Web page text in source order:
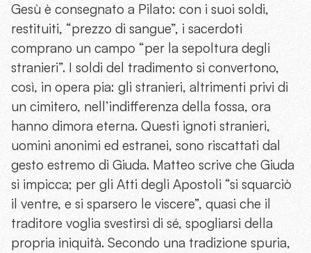
Gesù è consegnato a Pilato: con i suoi soldi,
restituiti, “prezzo di sangue”, i sacerdoti
comprano un campo “per la sepoltura degli
stranieri”. I soldi del tradimento si convertono,
così, in opera pia: gli stranieri, altrimenti privi di
un cimitero, nell’indifferenza della fossa, ora
hanno dimora eterna. Questi ignoti stranieri,
uomini anonimi ed estranei, sono riscattati dal
gesto estremo di Giuda. Matteo scrive che Giuda
si impicca; per gli Atti degli Apostoli “si squarciò
il ventre, e si sparsero le viscere”, quasi che il
traditore voglia svestirsi di sé, spogliarsi della
propria iniquità. Secondo una tradizione spuria,